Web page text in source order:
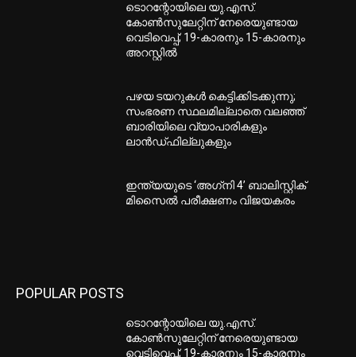
ടൊറന്റോയിലെ യു.എസ്.
കോൺസുലേറ്റിന് നേരെയുണ്ടായ
വെടിവെപ്പ്; 19-കാരനും 15-കാരനും
അറസ്റ്റിൽ
പഴയ ടയറുകള്‍ കെട്ടിക്കിടക്കുന്നു;
സംഭരണ സ്ഥലമില്ലാതെ വലഞ്ഞ്
ബാരിയിലെ വ്യാപാരികളും
ലാന്‍ഡ്ഫില്ലുകളും
ഇന്ത്യയുടെ ‘അഗ്‌നി 4’ ബാലിസ്റ്റിക്
മിസൈല്‍ പരീക്ഷണം വിജയകരം
POPULAR POSTS
ടൊറന്റോയിലെ യു.എസ്.
കോൺസുലേറ്റിന് നേരെയുണ്ടായ
വെടിവെപ്പ്; 19-കാരനും 15-കാരനും